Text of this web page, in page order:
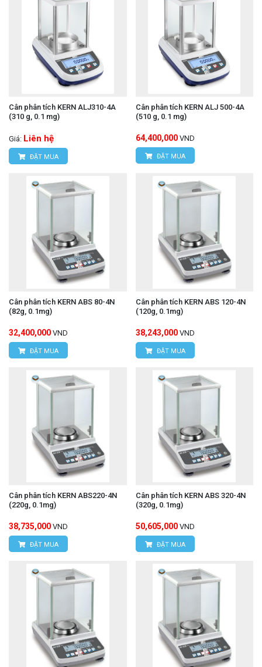
Cân phân tích KERN ALJ310-4A
(310 g, 0.1 mg)
Giá: Liên hệ
ĐẶT MUA
Cân phân tích KERN ALJ 500-4A
(510 g, 0.1 mg)
64,400,000 VND
ĐẶT MUA
Cân phân tích KERN ABS 80-4N
(82g, 0.1mg)
32,400,000 VND
ĐẶT MUA
Cân phân tích KERN ABS 120-4N
(120g, 0.1mg)
38,243,000 VND
ĐẶT MUA
Cân phân tích KERN ABS220-4N
(220g, 0.1mg)
38,735,000 VND
ĐẶT MUA
Cân phân tích KERN ABS 320-4N
(320g, 0.1mg)
50,605,000 VND
ĐẶT MUA